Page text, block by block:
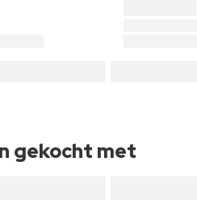
gekocht met